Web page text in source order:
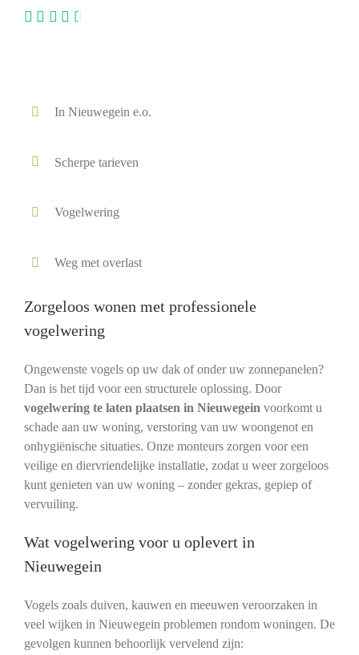
In Nieuwegein e.o.
Scherpe tarieven
Vogelwering
Weg met overlast
Zorgeloos wonen met professionele
vogelwering
Ongewenste vogels op uw dak of onder uw zonnepanelen?
Dan is het tijd voor een structurele oplossing. Door
vogelwering te laten plaatsen in Nieuwegein voorkomt u
schade aan uw woning, verstoring van uw woongenot en
onhygiënische situaties. Onze monteurs zorgen voor een
veilige en diervriendelijke installatie, zodat u weer zorgeloos
kunt genieten van uw woning – zonder gekras, gepiep of
vervuiling.
Wat vogelwering voor u oplevert in
Nieuwegein
Vogels zoals duiven, kauwen en meeuwen veroorzaken in
veel wijken in Nieuwegein problemen rondom woningen. De
gevolgen kunnen behoorlijk vervelend zijn: